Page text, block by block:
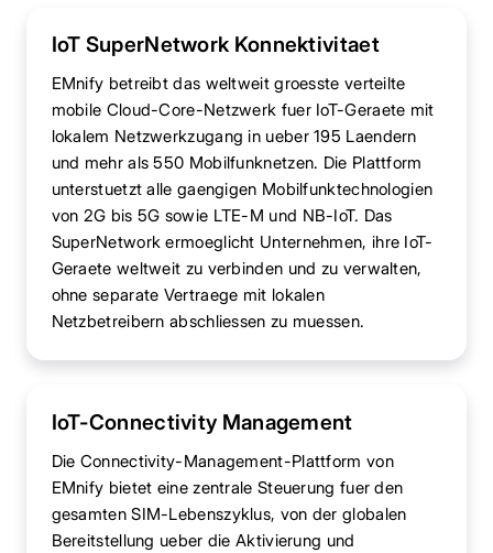
IoT SuperNetwork Konnektivitaet
EMnify betreibt das weltweit groesste verteilte
mobile Cloud-Core-Netzwerk fuer IoT-Geraete mit
lokalem Netzwerkzugang in ueber 195 Laendern
und mehr als 550 Mobilfunknetzen. Die Plattform
unterstuetzt alle gaengigen Mobilfunktechnologien
von 2G bis 5G sowie LTE-M und NB-IoT. Das
SuperNetwork ermoeglicht Unternehmen, ihre IoT-
Geraete weltweit zu verbinden und zu verwalten,
ohne separate Vertraege mit lokalen
Netzbetreibern abschliessen zu muessen.
IoT-Connectivity Management
Die Connectivity-Management-Plattform von
EMnify bietet eine zentrale Steuerung fuer den
gesamten SIM-Lebenszyklus, von der globalen
Bereitstellung ueber die Aktivierung und